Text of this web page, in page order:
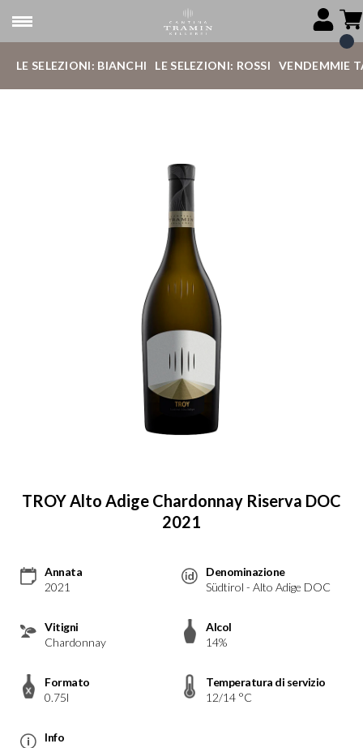
LE SELEZIONI: BIANCHI LE SELEZIONI: ROSSI VENDEMMIE
TROY Alto Adige Chardonnay Riserva DOC
2021
Annata
2021
Denominazione
Südtirol - Alto Adige DOC
Vitigni
Chardonnay
Alcol
14%
Formato
0.75l
Temperatura di servizio
12/14 °C
Info